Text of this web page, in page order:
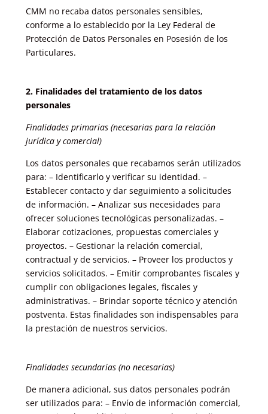
CMM no recaba datos personales sensibles,
conforme a lo establecido por la Ley Federal de
Protección de Datos Personales en Posesión de los
Particulares.
2. Finalidades del tratamiento de los datos
personales
Finalidades primarias (necesarias para la relación
jurídica y comercial)
Los datos personales que recabamos serán utilizados
para: – Identificarlo y verificar su identidad. –
Establecer contacto y dar seguimiento a solicitudes
de información. – Analizar sus necesidades para
ofrecer soluciones tecnológicas personalizadas. –
Elaborar cotizaciones, propuestas comerciales y
proyectos. – Gestionar la relación comercial,
contractual y de servicios. – Proveer los productos y
servicios solicitados. – Emitir comprobantes fiscales y
cumplir con obligaciones legales, fiscales y
administrativas. – Brindar soporte técnico y atención
postventa. Estas finalidades son indispensables para
la prestación de nuestros servicios.
Finalidades secundarias (no necesarias)
De manera adicional, sus datos personales podrán
ser utilizados para: – Envío de información comercial,